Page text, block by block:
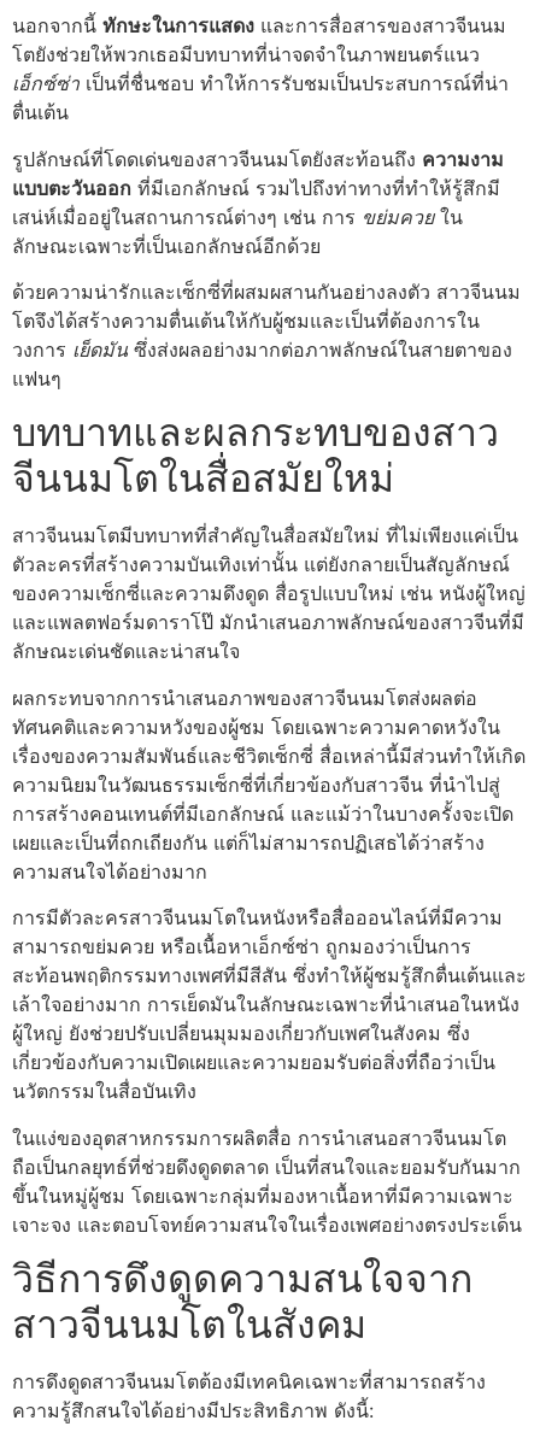
นอกจากนี้ ทักษะในการแสดง และการสื่อสารของสาวจีนนม
โตยังช่วยให้พวกเธอมีบทบาทที่น่าจดจำในภาพยนตร์แนว
เอ็กซ์ซ่า เป็นที่ชื่นชอบ ทำให้การรับชมเป็นประสบการณ์ที่น่า
ตื่นเต้น
รูปลักษณ์ที่โดดเด่นของสาวจีนนมโตยังสะท้อนถึง ความงาม
แบบตะวันออก ที่มีเอกลักษณ์ รวมไปถึงท่าทางที่ทำให้รู้สึกมี
เสน่ห์เมื่ออยู่ในสถานการณ์ต่างๆ เช่น การ ขย่มควยใน
ลักษณะเฉพาะที่เป็นเอกลักษณ์อีกด้วย
ด้วยความน่ารักและเซ็กซี่ที่ผสมผสานกันอย่างลงตัว สาวจีนนม
โตจึงได้สร้างความตื่นเต้นให้กับผู้ชมและเป็นที่ต้องการใน
วงการ เย็ดมัน ซึ่งส่งผลอย่างมากต่อภาพลักษณ์ในสายตาของ
แฟนๆ
บทบาทและผลกระทบของสาว
จีนนมโตในสื่อสมัยใหม่
สาวจีนนมโตมีบทบาทที่สำคัญในสื่อสมัยใหม่ ที่ไม่เพียงแค่เป็น
ตัวละครที่สร้างความบันเทิงเท่านั้น แต่ยังกลายเป็นสัญลักษณ์
ของความเซ็กซี่และความดึงดูด สื่อรูปแบบใหม่ เช่น หนังผู้ใหญ่
และแพลตฟอร์มดาราโป๊ มักนำเสนอภาพลักษณ์ของสาวจีนที่มี
ลักษณะเด่นชัดและน่าสนใจ
ผลกระทบจากการนำเสนอภาพของสาวจีนนมโตส่งผลต่อ
ทัศนคติและความหวังของผู้ชม โดยเฉพาะความคาดหวังใน
เรื่องของความสัมพันธ์และชีวิตเซ็กซี่ สื่อเหล่านี้มีส่วนทำให้เกิด
ความนิยมในวัฒนธรรมเซ็กซี่ที่เกี่ยวข้องกับสาวจีน ที่นำไปสู่
การสร้างคอนเทนต์ที่มีเอกลักษณ์ และแม้ว่าในบางครั้งจะเปิด
เผยและเป็นที่ถกเถียงกัน แต่ก็ไม่สามารถปฏิเสธได้ว่าสร้าง
ความสนใจได้อย่างมาก
การมีตัวละครสาวจีนนมโตในหนังหรือสื่อออนไลน์ที่มีความ
สามารถขย่มควย หรือเนื้อหาเอ็กซ์ซ่า ถูกมองว่าเป็นการ
สะท้อนพฤติกรรมทางเพศที่มีสีสัน ซึ่งทำให้ผู้ชมรู้สึกตื่นเต้นและ
เล้าใจอย่างมาก การเย็ดมันในลักษณะเฉพาะที่นำเสนอในหนัง
ผู้ใหญ่ ยังช่วยปรับเปลี่ยนมุมมองเกี่ยวกับเพศในสังคม ซึ่ง
เกี่ยวข้องกับความเปิดเผยและความยอมรับต่อสิ่งที่ถือว่าเป็น
นวัตกรรมในสื่อบันเทิง
ในแง่ของอุตสาหกรรมการผลิตสื่อ การนำเสนอสาวจีนนมโต
ถือเป็นกลยุทธ์ที่ช่วยดึงดูดตลาด เป็นที่สนใจและยอมรับกันมาก
ขึ้นในหมู่ผู้ชม โดยเฉพาะกลุ่มที่มองหาเนื้อหาที่มีความเฉพาะ
เจาะจง และตอบโจทย์ความสนใจในเรื่องเพศอย่างตรงประเด็น
วิธีการดึงดูดความสนใจจาก
สาวจีนนมโตในสังคม
การดึงดูดสาวจีนนมโตต้องมีเทคนิคเฉพาะที่สามารถสร้าง
ความรู้สึกสนใจได้อย่างมีประสิทธิภาพ ดังนี้: